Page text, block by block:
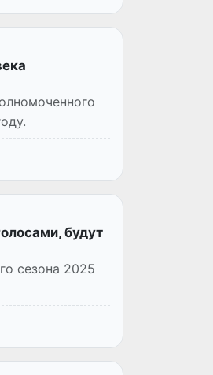
будут
сезона 2025